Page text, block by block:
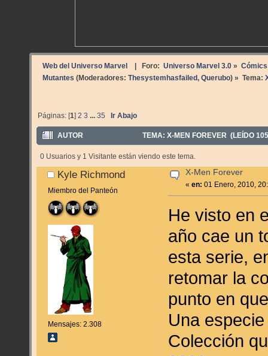
Web del Universo Marvel | Foro: Universo Marvel 3.0» Cómics
Mutantes (Moderadores: Thesystemhasfailed, Querubo) » Tema:
Páginas: [1]2 3 ...35 Ir Abajo
AUTOR TEMA: X-MEN FOREVER (LEÍDO
0 Usuarios y 1 Visitante están viendo este tema.
Kyle Richmond
Miembro del Panteón
Mensajes: 2.308
X-Men Forever
«en: 01 Enero, 2010,
He visto en
año cae un
esta serie,
retomar la
punto en
Una
Colección